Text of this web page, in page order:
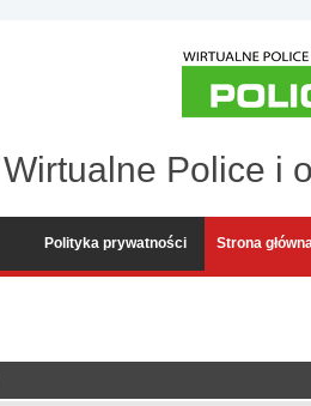
Wirtualne Police i
Polityka prywatności Strona